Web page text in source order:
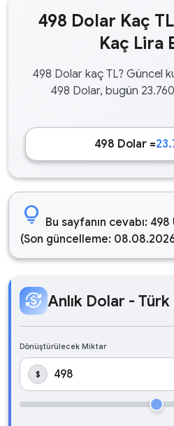
498 Dolar Kaç
Kaç Lira
498 Dolar kaç TL? Güncel
498 Dolar, bugün
498 Dolar =
lightbulb Bu sayfanın cevabı: 498
(Son güncelleme:
currency_exchange Anlık Dolar -
Dönüştürülecek Miktar
$